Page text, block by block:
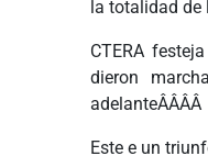
la totalidad
CTERA
dieron
Este e un